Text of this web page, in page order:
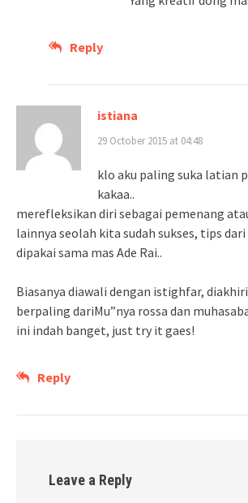
Reply
istiana
29 October 2015 at 04:48
klo aku paling suka latian
kakaa..
merefleksikan diri sebagai pemenang
lainnya seolah kita sudah sukses, tips
dipakai sama mas Ade Rai..
Biasanya diawali dengan istighfar,
berpaling dariMu”nya rossa dan
ini indah banget, just try it gaes!
Reply
Leave a Reply